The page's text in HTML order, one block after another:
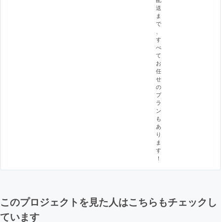
送
ま
で
す
べ
て
お
任
せ
の
プ
ラ
ン
も
あ
り
ま
す
！
このプロジェクトを見た人はこちらもチェックし
ています